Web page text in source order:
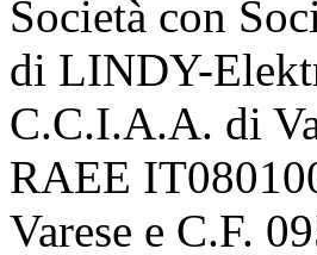
Società con
di LINDY-
C.C.I.A.A. di
RAEE
Varese e C.F.